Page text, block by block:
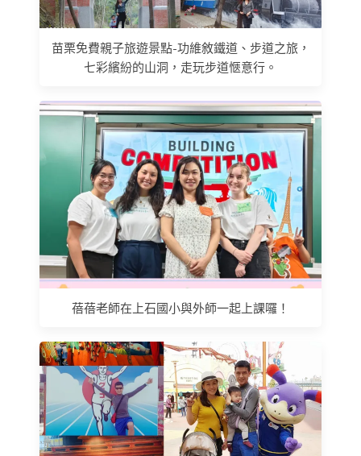
苗栗免費親子旅遊景點-功維敘鐵道、步道之旅，
七彩繽紛的山洞，走玩步道愜意行。
蓓蓓老師在上石國小與外師一起上課囉！